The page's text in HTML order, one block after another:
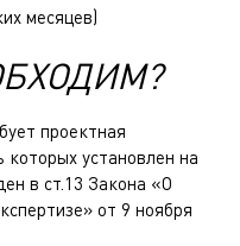
месяцев)
проектная
которых установлен на
в ст.13 Закона «О
от 9 ноября